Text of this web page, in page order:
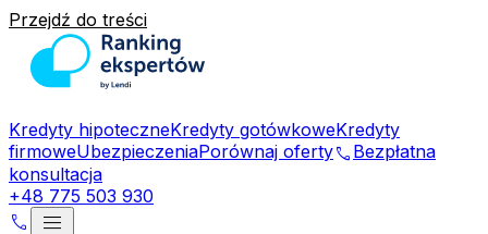
Przejdź do treści
Kredyty hipoteczneKredyty gotówkoweKredyty
firmoweUbezpieczeniaPorównaj ofertyphone Bezpłatna
konsultacja
+48 775 503 930
phone menu